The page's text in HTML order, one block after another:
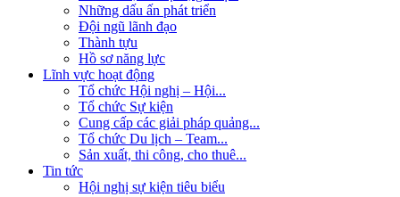
Những dấu ấn phát triển
Đội ngũ lãnh đạo
Thành tựu
Hồ sơ năng lực
Lĩnh vực hoạt động
Tổ chức Hội nghị – Hội...
Tổ chức Sự kiện
Cung cấp các giải pháp quảng...
Tổ chức Du lịch – Team...
Sản xuất, thi công, cho thuê...
Tin tức
Hội nghị sự kiện tiêu biểu